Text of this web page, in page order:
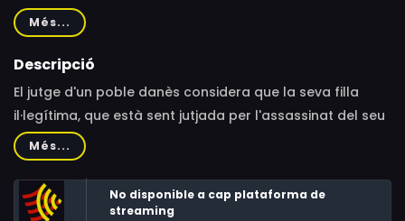
Jessen, Hallander Helleman, Fanny Petersen, Olga
Raphael-Linden, Betty Kirkeby, Axel Madsen, Richard
Christensen, Peter Nielsen, Christian Engelstoft, Jon
Més...
Descripció
El jutge d'un poble danès considera que la seva filla
il·legítima, que està sent jutjada per l'assassinat del seu
fill acabat de nèixer, pot ser condemnada a mort.
Més...
No disponible a cap plataforma de
streaming